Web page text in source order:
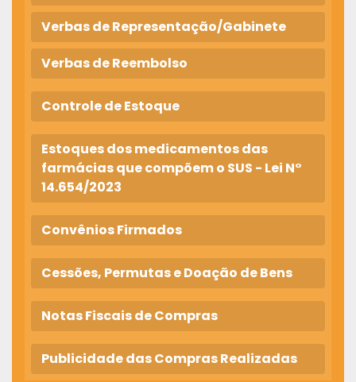
Verbas de Representação/Gabinete
Verbas de Reembolso
Controle de Estoque
Estoques dos medicamentos das
farmácias que compõem o SUS - Lei N°
14.654/2023
Convênios Firmados
Cessões, Permutas e Doação de Bens
Notas Fiscais de Compras
Publicidade das Compras Realizadas